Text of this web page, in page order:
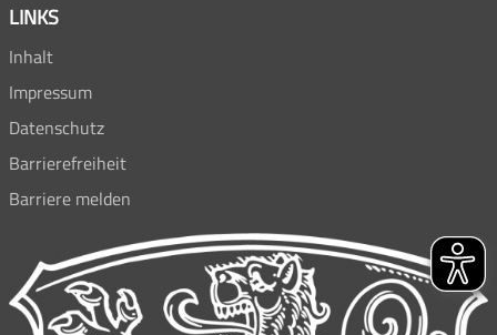
LINKS
Inhalt
Impressum
Datenschutz
Barrierefreiheit
Barriere melden